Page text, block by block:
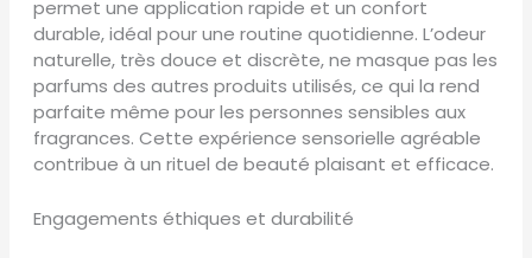
permet une application rapide et un confort
durable, idéal pour une routine quotidienne. L’odeur
naturelle, très douce et discrète, ne masque pas les
parfums des autres produits utilisés, ce qui la rend
parfaite même pour les personnes sensibles aux
fragrances. Cette expérience sensorielle agréable
contribue à un rituel de beauté plaisant et efficace.
Engagements éthiques et durabilité